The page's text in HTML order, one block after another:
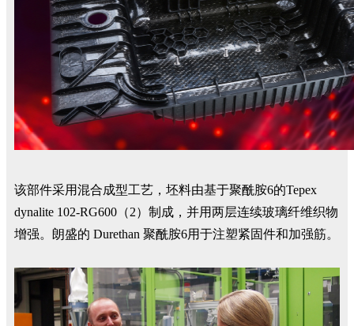
该部件采用混合成型工艺，坯料由基于聚酰胺6的Tepex
dynalite 102-RG600（2）制成，并用两层连续玻璃纤维织物
增强。朗盛的 Durethan 聚酰胺6用于注塑紧固件和加强筋。